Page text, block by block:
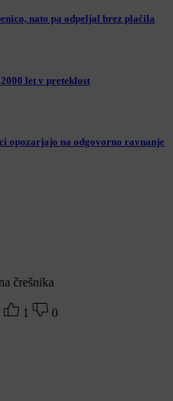
nato pa odpeljal brez plačila
let v preteklost
opozarjajo na odgovorno ravnanje
črešnika
1 0